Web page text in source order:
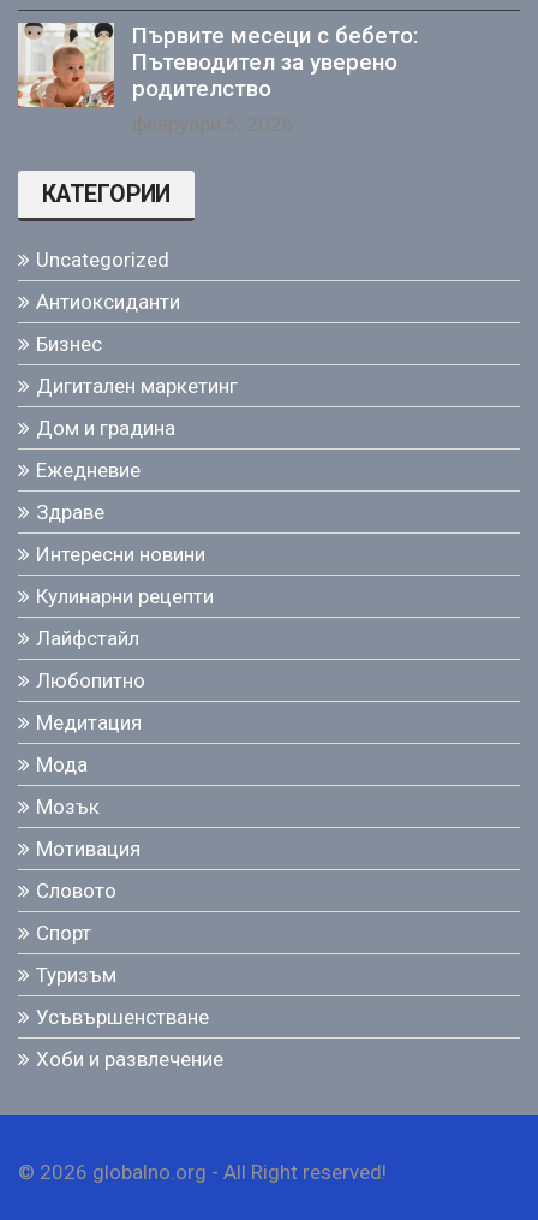
Първите месеци с бебето:
Пътеводител за уверено
родителство
февруари 5, 2026
КАТЕГОРИИ
Uncategorized
Антиоксиданти
Бизнес
Дигитален маркетинг
Дом и градина
Ежедневие
Здраве
Интересни новини
Кулинарни рецепти
Лайфстайл
Любопитно
Медитация
Мода
Мозък
Мотивация
Словото
Спорт
Туризъм
Усъвършенстване
Хоби и развлечение
© 2026 globalno.org - All Right reserved!